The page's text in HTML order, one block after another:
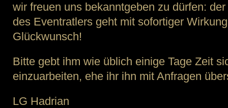
wir freuen uns bekanntgeben zu dürfen:
des Eventratlers geht mit sofortiger
Glückwunsch!
Bitte gebt ihm wie üblich einige Tage Zeit
einzuarbeiten, ehe ihr ihn mit Anfragen
LG Hadrian